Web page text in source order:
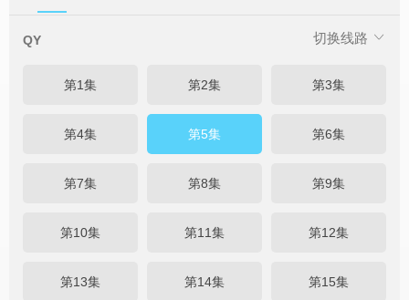
切换线路
QY
第1集 第2集 第3集
第4集 第5集 第6集
第7集 第8集 第9集
第10集 第11集 第12集
第13集 第14集 第15集